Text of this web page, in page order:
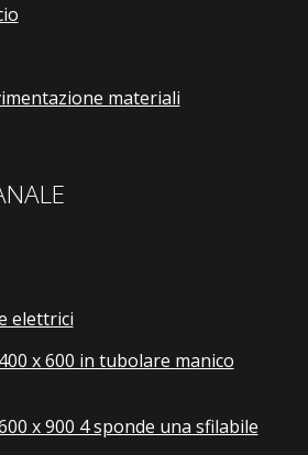
materiali
elettrici
x 600 in tubolare manico
x 900 4 sponde una sfilabile